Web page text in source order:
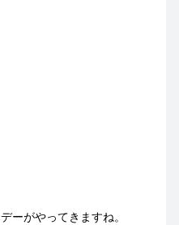
ーがやってきますね。